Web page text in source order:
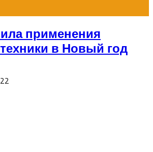
применения
в Новый год